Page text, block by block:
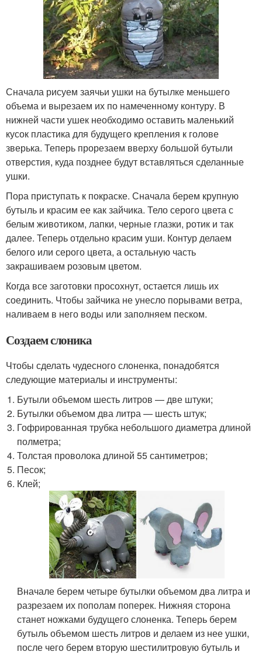
Сначала рисуем заячьи ушки на бутылке меньшего
объема и вырезаем их по намеченному контуру. В
нижней части ушек необходимо оставить маленький
кусок пластика для будущего крепления к голове
зверька. Теперь прорезаем вверху большой бутыли
отверстия, куда позднее будут вставляться сделанные
ушки.
Пора приступать к покраске. Сначала берем крупную
бутыль и красим ее как зайчика. Тело серого цвета с
белым животиком, лапки, черные глазки, ротик и так
далее. Теперь отдельно красим уши. Контур делаем
белого или серого цвета, а остальную часть
закрашиваем розовым цветом.
Когда все заготовки просохнут, остается лишь их
соединить. Чтобы зайчика не унесло порывами ветра,
наливаем в него воды или заполняем песком.
Создаем слоника
Чтобы сделать чудесного слоненка, понадобятся
следующие материалы и инструменты:
Бутыли объемом шесть литров — две штуки;
Бутылки объемом два литра — шесть штук;
Гофрированная трубка небольшого диаметра длиной
полметра;
Толстая проволока длиной 55 сантиметров;
Песок;
Клей;
Вначале берем четыре бутылки объемом два литра и
разрезаем их пополам поперек. Нижняя сторона
станет ножками будущего слоненка. Теперь берем
бутыль объемом шесть литров и делаем из нее ушки,
после чего берем вторую шестилитровую бутыль и